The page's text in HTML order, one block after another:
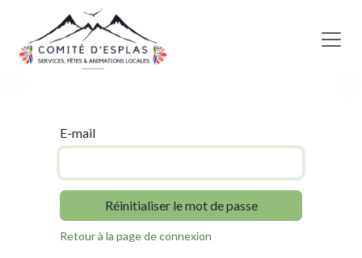
Se rendre au contenu
E-mail
Réinitialiser le mot de passe
Retour à la page de connexion